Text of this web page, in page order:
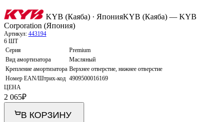
KYB (Каяба) · ЯпонияKYB (Каяба) — KYB
Corporation (Япония)
Артикул: 443194
6 ШТ
Серия
Premium
Вид амортизатора
Масляный
Крепление амортизатора Верхнее отверстие, нижнее отверстие
Номер EAN/Штрих-код 4909500016169
ЦЕНА
2 065₽
В КОРЗИНУ